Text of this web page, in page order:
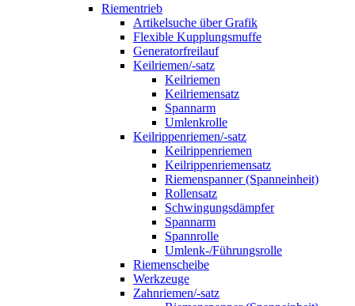
Riementrieb
Artikelsuche über Grafik
Flexible Kupplungsmuffe
Generatorfreilauf
Keilriemen/-satz
Keilriemen
Keilriemensatz
Spannarm
Umlenkrolle
Keilrippenriemen/-satz
Keilrippenriemen
Keilrippenriemensatz
Riemenspanner (Spanneinheit)
Rollensatz
Schwingungsdämpfer
Spannarm
Spannrolle
Umlenk-/Führungsrolle
Riemenscheibe
Werkzeuge
Zahnriemen/-satz